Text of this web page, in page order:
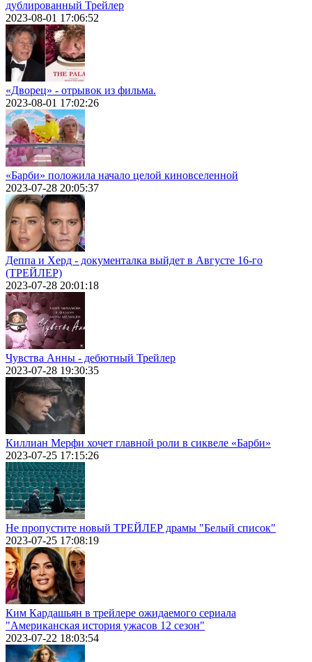
дублированный Трейлер
2023-08-01 17:06:52
«Дворец» - отрывок из фильма.
2023-08-01 17:02:26
«Барби» положила начало целой киновселенной
2023-07-28 20:05:37
Деппа и Херд - документалка выйдет в Августе 16-го
(ТРЕЙЛЕР)
2023-07-28 20:01:18
Чувства Анны - дебютный Трейлер
2023-07-28 19:30:35
Киллиан Мерфи хочет главной роли в сиквеле «Барби»
2023-07-25 17:15:26
Не пропустите новый ТРЕЙЛЕР драмы "Белый список"
2023-07-25 17:08:19
Ким Кардашьян в трейлере ожидаемого сериала
"Американская история ужасов 12 сезон"
2023-07-22 18:03:54